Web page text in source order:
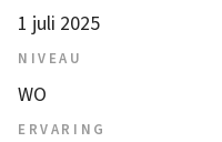
1 juli 2025
NIVEAU
WO
ERVARING